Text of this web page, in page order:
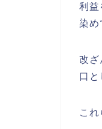
利益
染め
改ざ
口と
こ